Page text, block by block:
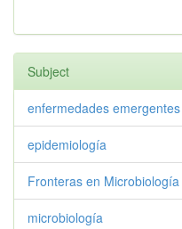
Subject
enfermedades emergentes
epidemiología
Fronteras en Microbiología
microbiología